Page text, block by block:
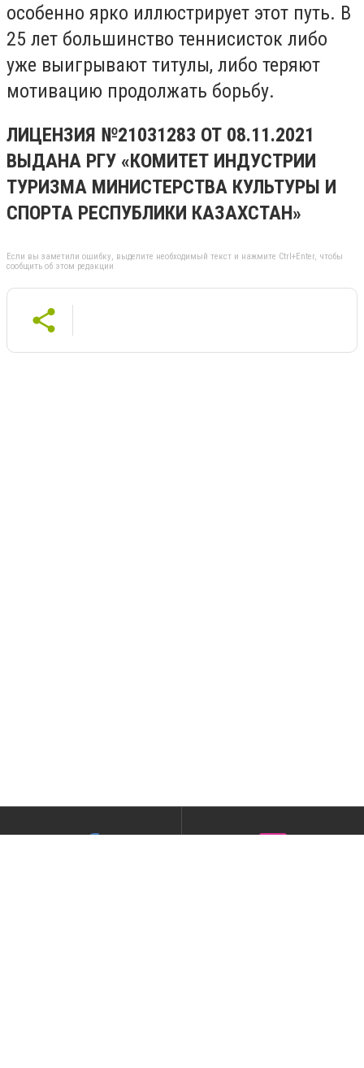
особенно ярко иллюстрирует этот путь. В
25 лет большинство теннисисток либо
уже выигрывают титулы, либо теряют
мотивацию продолжать борьбу.
ЛИЦЕНЗИЯ №21031283 ОТ 08.11.2021
ВЫДАНА РГУ «КОМИТЕТ ИНДУСТРИИ
ТУРИЗМА МИНИСТЕРСТВА КУЛЬТУРЫ И
СПОРТА РЕСПУБЛИКИ КАЗАХСТАН»
Если вы заметили ошибку, выделите необходимый текст и нажмите Ctrl+Enter, чтобы
сообщить об этом редакции